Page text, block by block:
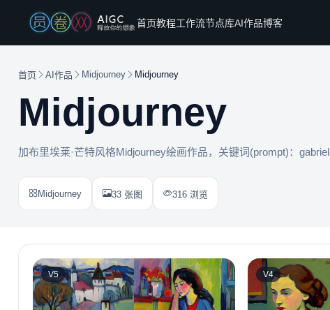
首页教程工作流节点库AI作品博客
首页 AI作品 Midjourney Midjourney
Midjourney
加布里埃莱·芒特风格Midjourney绘画作品，关键词(prompt)：
Midjourney 33 张图 316 浏览
V5 V4